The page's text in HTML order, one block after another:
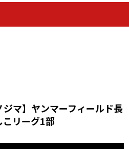
石人の星
マ】ヤンマーフィールド長
リーグ1部